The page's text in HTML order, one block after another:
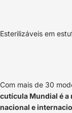
Esterilizáveis em
Com mais de 30
cutícula Mundial é a
nacional e